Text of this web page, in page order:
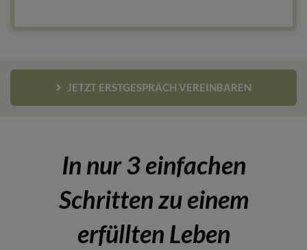
JETZT ERSTGESPRÄCH VEREINBAREN
In nur 3 einfachen
Schritten zu einem
erfüllten Leben